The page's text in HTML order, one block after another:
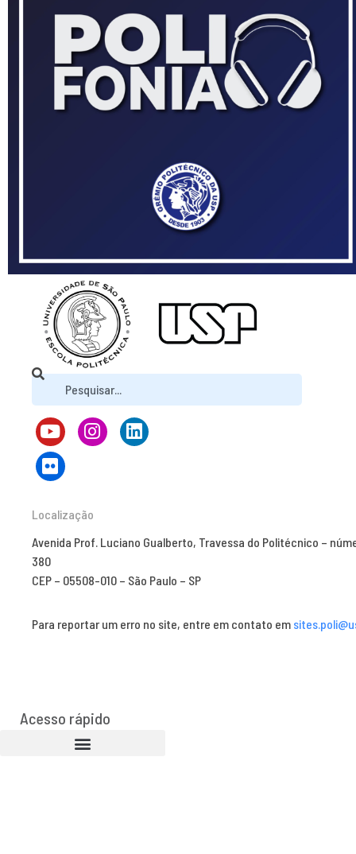
Localização
Avenida Prof. Luciano Gualberto, Travessa do Politécnico –
380
CEP – 05508-010 – São Paulo – SP
Para reportar um erro no site, entre em contato em
Acesso rápido